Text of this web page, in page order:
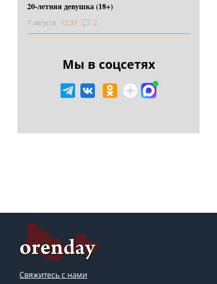
20-летняя девушка (18+)
7 августа 12:37 2
Мы в соцсетях
Свяжитесь с нами